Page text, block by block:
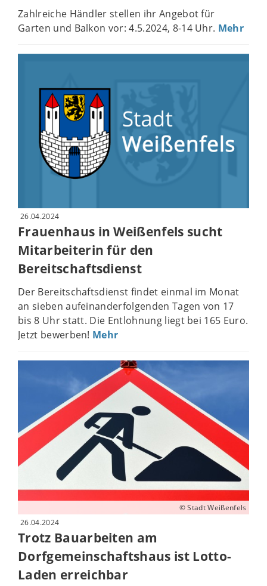
Zahlreiche Händler stellen ihr Angebot für
Garten und Balkon vor: 4.5.2024, 8-14 Uhr. Mehr
26.04.2024
Frauenhaus in Weißenfels sucht
Mitarbeiterin für den
Bereitschaftsdienst
Der Bereitschaftsdienst findet einmal im Monat
an sieben aufeinanderfolgenden Tagen von 17
bis 8 Uhr statt. Die Entlohnung liegt bei 165 Euro.
Jetzt bewerben! Mehr
© Stadt Weißenfels
26.04.2024
Trotz Bauarbeiten am
Dorfgemeinschaftshaus ist Lotto-
Laden erreichbar